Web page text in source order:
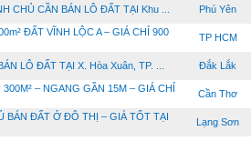
CHỦ CẦN BÁN LÔ ĐẤT TẠI Khu ... Phú Yên
ĐẤT VĨNH LỘC A – GIÁ CHỈ 900
TP HCM
LÔ ĐẤT TẠI X. Hòa Xuân, TP. ... Đắk Lắk
– NGANG GẦN 15M – GIÁ CHỈ
Cần Thơ
BÁN ĐẤT Ở ĐÔ THỊ – GIÁ TỐT TẠI
Lạng Sơn